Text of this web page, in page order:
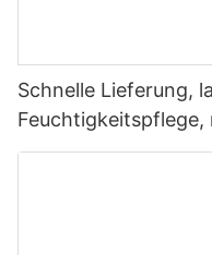
Schnelle Lieferung,
Feuchtigkeitspflege,
mit Arganöl,